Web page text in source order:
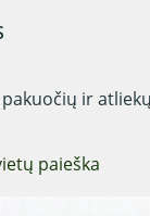
ir
paieška